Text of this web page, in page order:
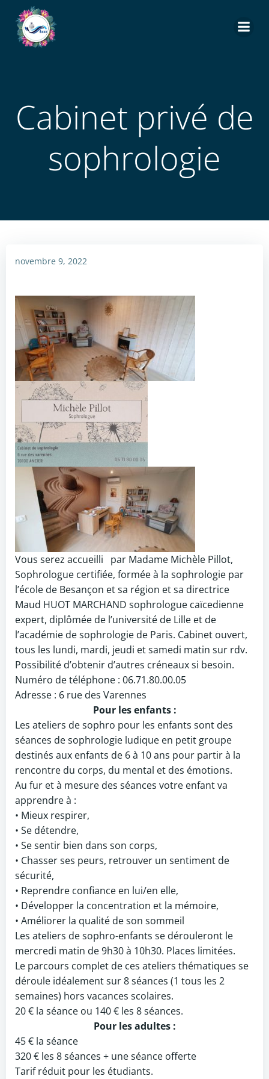
Cabinet privé de
sophrologie
novembre 9, 2022
Vous serez accueilli par Madame Michèle Pillot,
Sophrologue certifiée, formée à la sophrologie par
l’école de Besançon et sa région et sa directrice
Maud HUOT MARCHAND sophrologue caïcedienne
expert, diplômée de l’université de Lille et de
l’académie de sophrologie de Paris. Cabinet ouvert,
tous les lundi, mardi, jeudi et samedi matin sur rdv.
Possibilité d’obtenir d’autres créneaux si besoin.
Numéro de téléphone : 06.71.80.00.05
Adresse : 6 rue des Varennes
Pour les enfants :
Les ateliers de sophro pour les enfants sont des
séances de sophrologie ludique en petit groupe
destinés aux enfants de 6 à 10 ans pour partir à la
rencontre du corps, du mental et des émotions.
Au fur et à mesure des séances votre enfant va
apprendre à :
• Mieux respirer,
• Se détendre,
• Se sentir bien dans son corps,
• Chasser ses peurs, retrouver un sentiment de
sécurité,
• Reprendre confiance en lui/en elle,
• Développer la concentration et la mémoire,
• Améliorer la qualité de son sommeil
Les ateliers de sophro-enfants se dérouleront le
mercredi matin de 9h30 à 10h30. Places limitées.
Le parcours complet de ces ateliers thématiques se
déroule idéalement sur 8 séances (1 tous les 2
semaines) hors vacances scolaires.
20 € la séance ou 140 € les 8 séances.
Pour les adultes :
45 € la séance
320 € les 8 séances + une séance offerte
Tarif réduit pour les étudiants.